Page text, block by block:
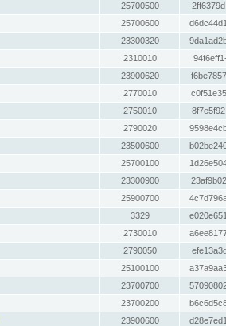
25700500
25700600
23300320
2310010
23900620
2770010
2750010
2790020
23500600
25700100
23300900
25900700
3329
2730010
2790050
25100100
23700700
23700200
23900600